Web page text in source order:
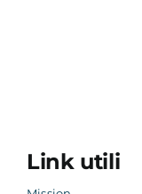
Link utili